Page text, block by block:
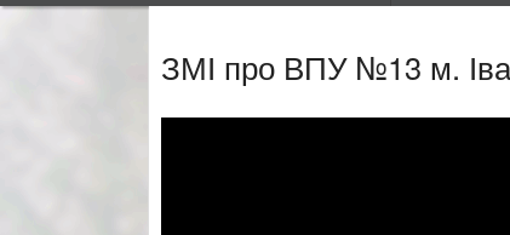
ЗМІ про ВПУ №13 м.